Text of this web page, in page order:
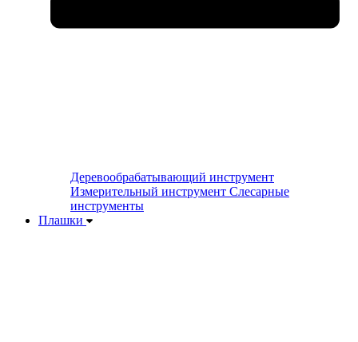
Деревообрабатывающий инструмент
Измерительный инструмент Слесарные
инструменты
Плашки